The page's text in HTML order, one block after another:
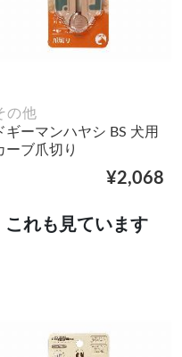
の他
ギーマンハヤシ BS 犬用
ーブ爪切り
¥2,068
れも見ています